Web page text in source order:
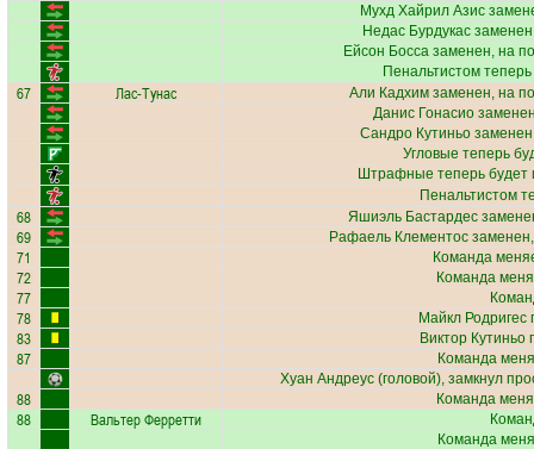
Мухд Хайрил Азис
Недас Бурдукас
Ейсон Босса заменен, на
Пенальтистом
67 Лас-Тунас Али Кадхимзаменен, на
Данис Гонасио
Сандро Кутиньо
Угловые теперь
Штрафные теперь будет
Пенальтистом
68 Яшиэль Бастардес
69 Рафаель Клементос
71 Команда
72 Команда
77
78 Майкл Родригес
83 Виктор Кутиньо
87
Команда
Хуан Андреус (головой), замкнул
88 Команда
88 Вальтер Ферретти
Команда